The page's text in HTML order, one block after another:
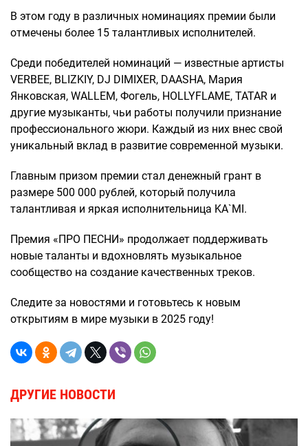
В этом году в различных номинациях премии были
отмечены более 15 талантливых исполнителей.
Среди победителей номинаций — известные артисты
VERBEE, BLIZKIY, DJ DIMIXER, DAASHA, Мария
Янковская, WALLEM, Фогель, HOLLYFLAME, TATAR и
другие музыканты, чьи работы получили признание
профессионального жюри. Каждый из них внес свой
уникальный вклад в развитие современной музыки.
Главным призом премии стал денежный грант в
размере 500 000 рублей, который получила
талантливая и яркая исполнительница KA`MI.
Премия «ПРО ПЕСНИ» продолжает поддерживать
новые таланты и вдохновлять музыкальное
сообщество на создание качественных треков.
Следите за новостями и готовьтесь к новым
открытиям в мире музыки в 2025 году!
ДРУГИЕ НОВОСТИ